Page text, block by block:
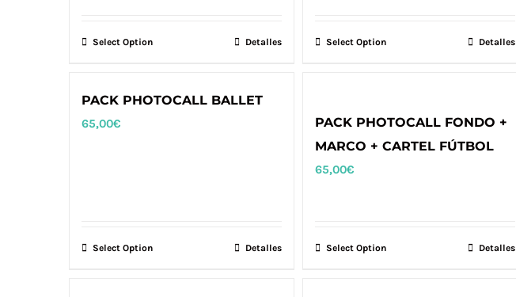
Select Option Detalles Select Option Detalles
PACK PHOTOCALL BALLET
65,00€
Select Option Detalles
PACK PHOTOCALL FONDO +
MARCO + CARTEL FÚTBOL
65,00€
Select Option Detalles